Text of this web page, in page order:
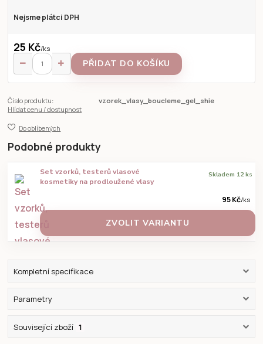
Nejsme plátci DPH
25 Kč/ks
PŘIDAT DO KOŠÍKU
Číslo produktu:
vzorek_vlasy_boucleme_gel_shie
Hlídat cenu / dostupnost
Do oblíbených
Podobné produkty
Set vzorků, testerů vlasové
kosmetiky na prodloužené vlasy
95 Kč/ks
Skladem 12 ks
ZVOLIT VARIANTU
Kompletní specifikace
Parametry
Související zboží 1